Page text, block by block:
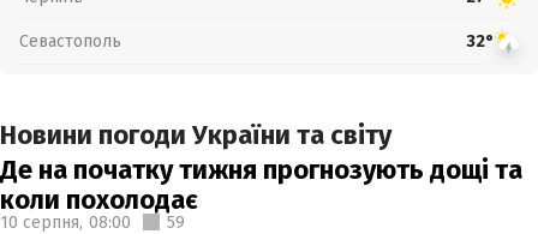
Севастополь 32°
Новини погоди України та світу
Де на початку тижня прогнозують дощі та
коли похолодає
10 серпня, 08:00 59